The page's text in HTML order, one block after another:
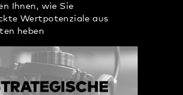
Ihnen, wie Sie
Wertpotenziale aus
heben